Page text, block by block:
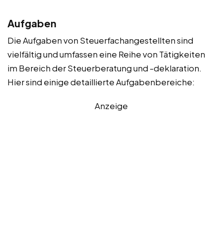
Aufgaben
Die Aufgaben von Steuerfachangestellten sind
vielfältig und umfassen eine Reihe von Tätigkeiten
im Bereich der Steuerberatung und -deklaration.
Hier sind einige detaillierte Aufgabenbereiche:
Anzeige